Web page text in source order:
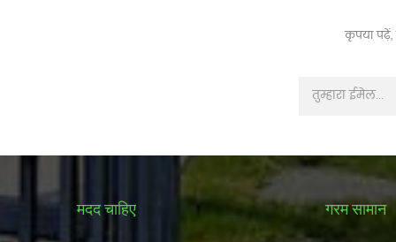
कृपया
मदद चाहिए गरम सामान